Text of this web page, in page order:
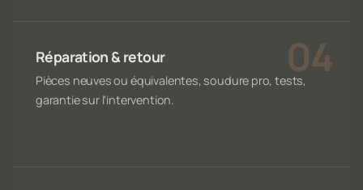
Réparation & retour
Pièces neuves ou équivalentes, soudure pro, tests,
garantie sur l'intervention.